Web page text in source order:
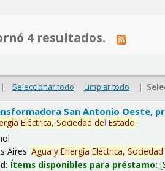
4 resultados.
| Seleccionar todo Limpiar todo |
San Antonio Oeste,
Eléctrica, Sociedad delEstado.
Aires:Agua y Energía Eléctrica, Sociedad
Ítems disponibles para préstamo: